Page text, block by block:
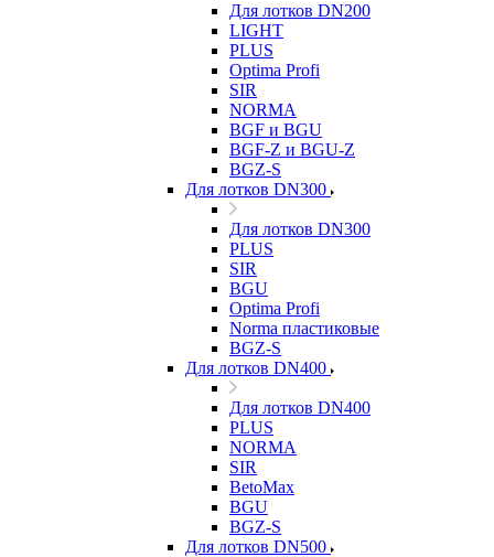
Для лотков DN200
LIGHT
PLUS
Optima Profi
SIR
NORMA
BGF и BGU
BGF-Z и BGU-Z
BGZ-S
Для лотков DN300
Для лотков DN300
PLUS
SIR
BGU
Optima Profi
Norma пластиковые
BGZ-S
Для лотков DN400
Для лотков DN400
PLUS
NORMA
SIR
BetoMax
BGU
BGZ-S
Для лотков DN500